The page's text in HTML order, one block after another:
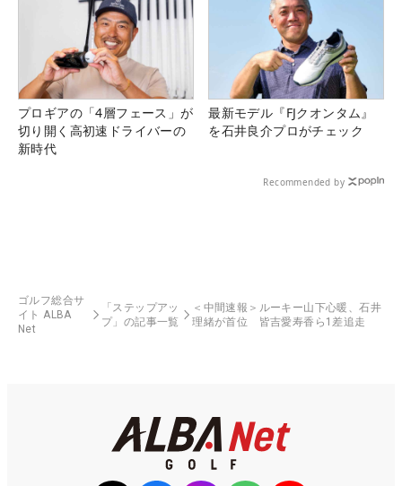
プロギアの「4層フェース」が
切り開く高初速ドライバーの
新時代
最新モデル『FJクオンタム』
を石井良介プロがチェック
Recommended by
ゴルフ総合サ
イト ALBA
Net
「ステップアッ
プ」の記事一覧
＜中間速報＞ルーキー山下心暖、石井
理緒が首位 皆吉愛寿香ら1差追走